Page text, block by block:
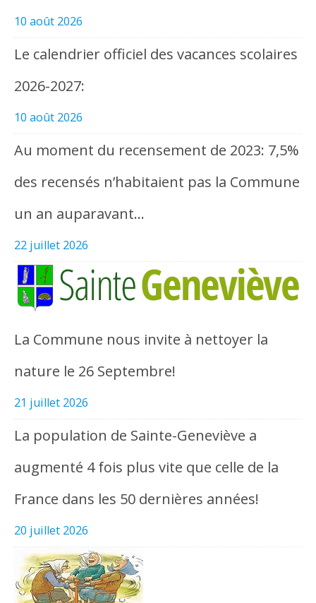
10 août 2026
Le calendrier officiel des vacances scolaires
2026-2027:
10 août 2026
Au moment du recensement de 2023: 7,5%
des recensés n’habitaient pas la Commune
un an auparavant…
22 juillet 2026
La Commune nous invite à nettoyer la
nature le 26 Septembre!
21 juillet 2026
La population de Sainte-Geneviève a
augmenté 4 fois plus vite que celle de la
France dans les 50 dernières années!
20 juillet 2026